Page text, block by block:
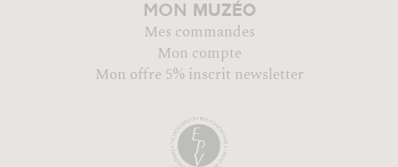
MON MUZÉO
Mes commandes
Mon compte
Mon offre 5% inscrit newsletter